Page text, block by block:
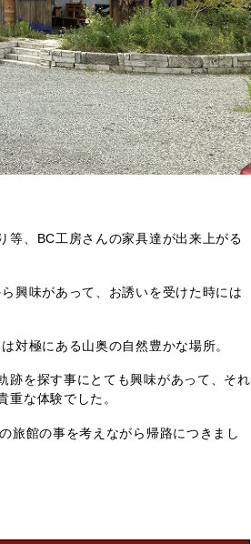
等、BC工房さんの家具達が出来上がる
興味があって、お誘いを受けた時には
対極にある山奥の自然豊かな場所。
跡を探す事にとても興味があって、それ
な体験でした。
旅館の事を考えながら帰路につきまし